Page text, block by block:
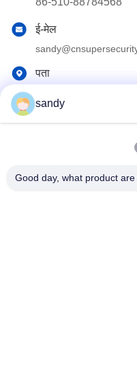
ई-मेल
पता
SUPER
sandy
Good day, what product